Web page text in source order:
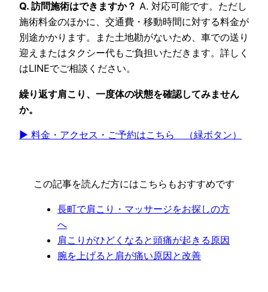
Q. 訪問施術はできますか？ A. 対応可能です。ただし
施術料金のほかに、交通費・移動時間に対する料金が
別途かかります。また土地勘がないため、車での送り
迎えまたはタクシー代もご負担いただきます。詳しく
はLINEでご相談ください。
繰り返す肩こり、一度体の状態を確認してみません
か。
▶ 料金・アクセス・ご予約はこちら （緑ボタン）
この記事を読んだ方にはこちらもおすすめです
長町で肩こり・マッサージをお探しの方
へ
肩こりがひどくなると頭痛が起きる原因
腕を上げると肩が痛い原因と改善